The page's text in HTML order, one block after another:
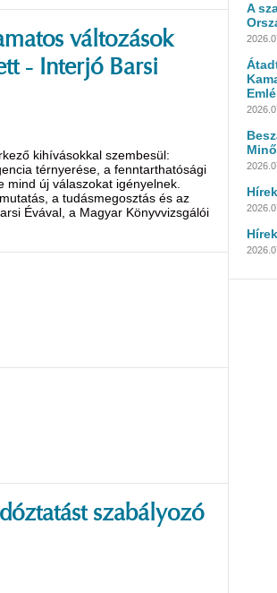
változások
- Interjó Barsi
kihívásokkal szembesül:
térnyerése, a fenntarthatósági
új válaszokat igényelnek.
a tudásmegosztás és az
Évával, a Magyar Könyvvizsgálói
szabályozó
A
Hírek
Hírek